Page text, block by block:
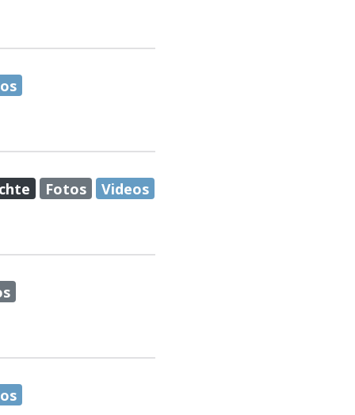
Fotos Videos